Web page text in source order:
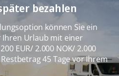
bezahlen
können Sie ein
Urlaub mit einer
EUR/ 2.000 NOK/ 2.000
45 Tage vor Ihrem